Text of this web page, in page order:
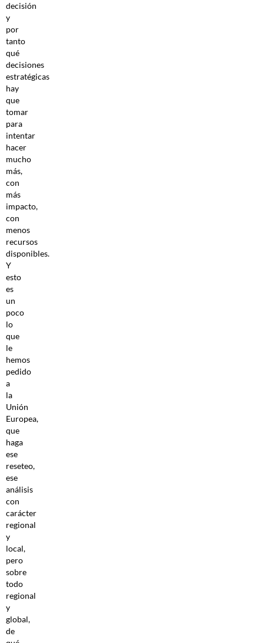
decisión
y
por
tanto
qué
decisiones
estratégicas
hay
que
tomar
para
intentar
hacer
mucho
más,
con
más
impacto,
con
menos
recursos
disponibles.
Y
esto
es
un
poco
lo
que
le
hemos
pedido
a
la
Unión
Europea,
que
haga
ese
reseteo,
ese
análisis
con
carácter
regional
y
local,
pero
sobre
todo
regional
y
global,
de